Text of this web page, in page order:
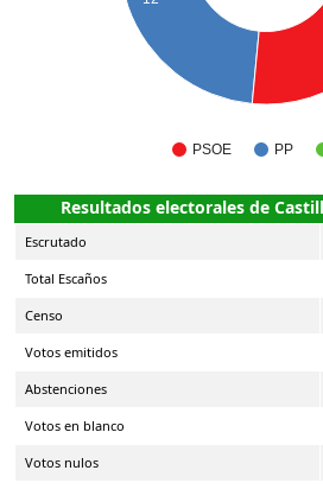
PSOE PP
Resultados electorales de
Escrutado
Total Escaños
Censo
Votos emitidos
Abstenciones
Votos en blanco
Votos nulos